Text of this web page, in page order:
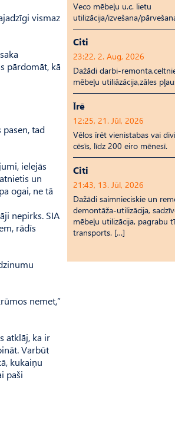
vismaz
pārdomāt, kā
tad
ielejās
un
ogai, ne tā
nepirks. SIA
rādīs
nemet,”
atklāj, ka ir
Varbūt
kukaiņu
paši
Veco mēbeļu u.c. lietu
utilizācija/izvešana/
Citi
23:22, 2. Aug, 2026
Dažādi darbi-
mēbeļu utiliāzācija,zāles
Īrē
12:25, 21. Jūl, 2026
Vēlos īrēt vienistabas vai
cēsīs, līdz 200 eiro mēnesī.
Citi
21:43, 13. Jūl, 2026
Dažādi saimnieciskie un
demontāža-utilizācija,
mēbeļu utilizācija, pagrabu
transports. […]